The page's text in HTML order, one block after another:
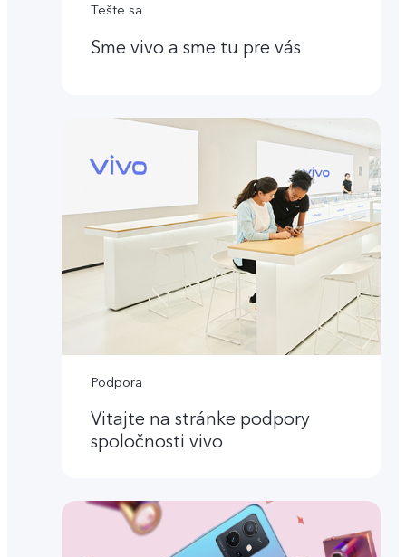
Tešte sa
Sme vivo a sme tu pre vás
Podpora
Vitajte na stránke podpory
spoločnosti vivo